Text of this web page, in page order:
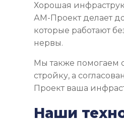
Хорошая
АМ-Проект делает
которые работают
нервы.
Мы также помогаем
стройку, а
Проект ваша
Наши